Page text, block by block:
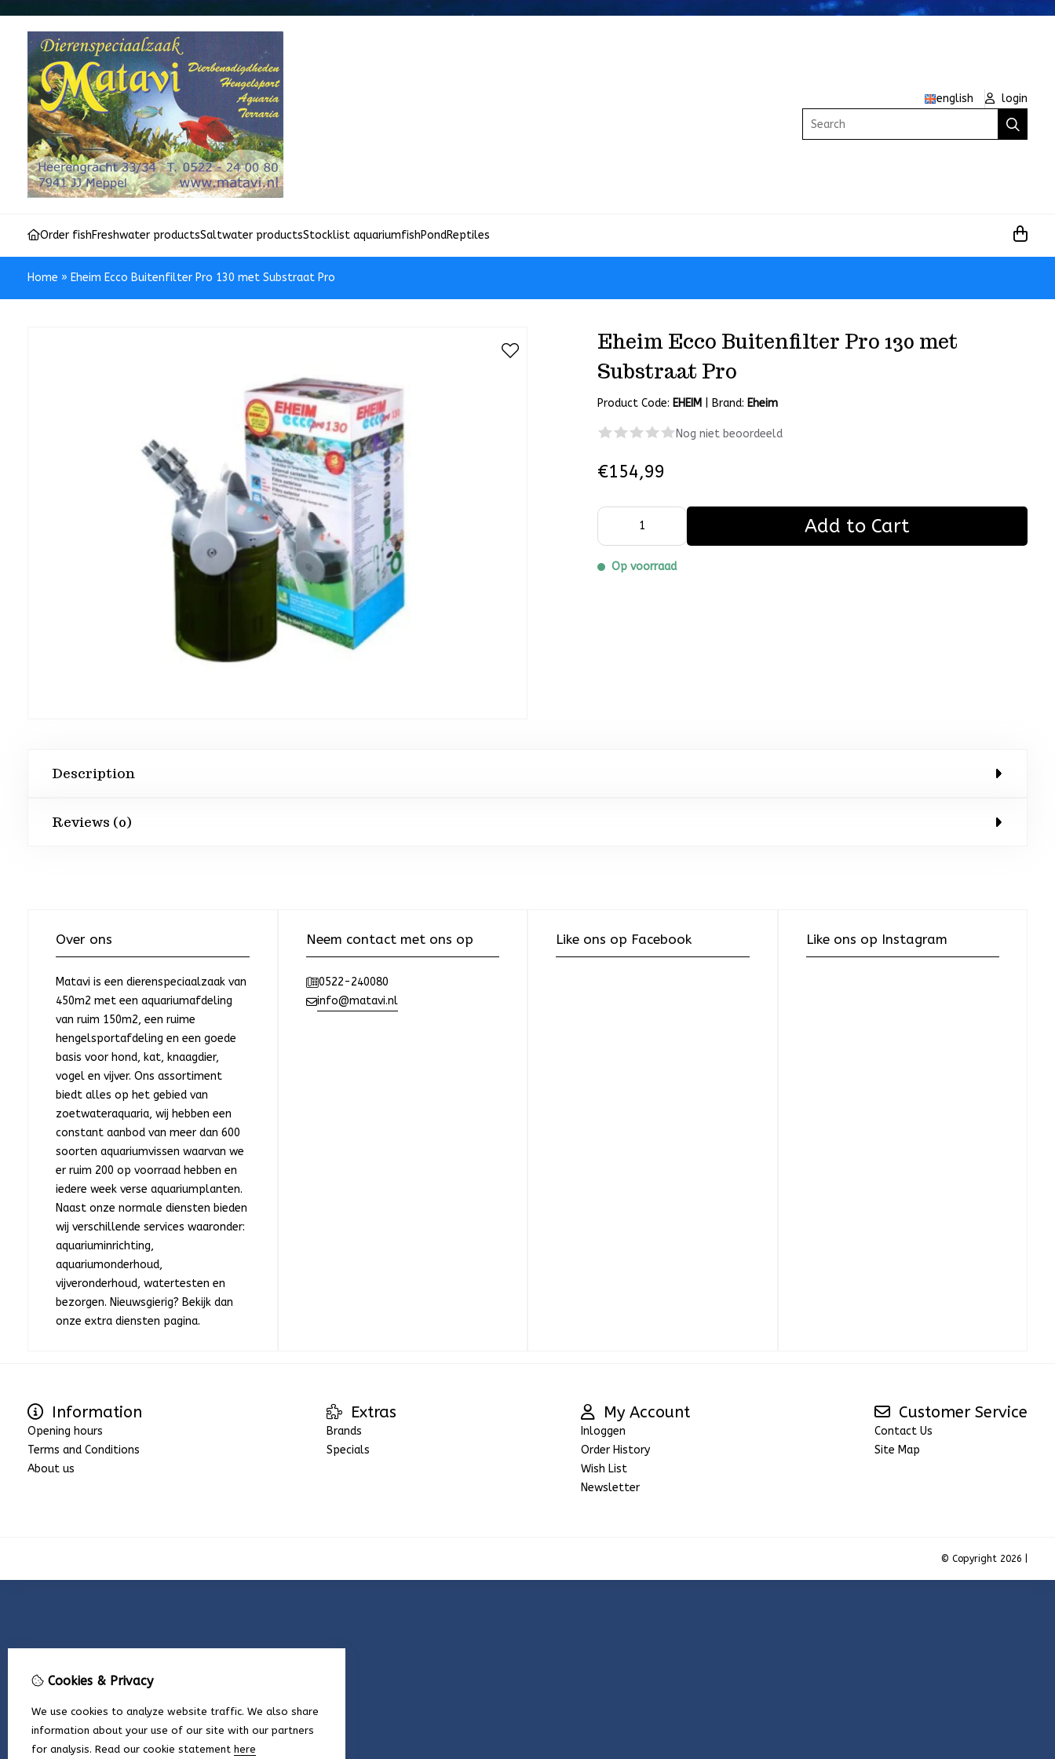
english
login
Search
Order fishFreshwater productsSaltwater productsStocklist aquariumfishPondReptiles
Home » Eheim Ecco Buitenfilter Pro 130 met Substraat Pro
Eheim Ecco Buitenfilter Pro 130 met
Substraat Pro
Product Code: EHEIM Brand: Eheim
Nog niet beoordeeld
€154,99
Add to Cart
Op voorraad
Description
Reviews (0)
Over ons
Matavi is een dierenspeciaalzaak van
450m2 met een aquariumafdeling
van ruim 150m2, een ruime
hengelsportafdeling en een goede
basis voor hond, kat, knaagdier,
vogel en vijver. Ons assortiment
biedt alles op het gebied van
zoetwateraquaria, wij hebben een
constant aanbod van meer dan 600
soorten aquariumvissen waarvan we
er ruim 200 op voorraad hebben en
iedere week verse aquariumplanten.
Naast onze normale diensten bieden
wij verschillende services waaronder:
aquariuminrichting,
aquariumonderhoud,
vijveronderhoud, watertesten en
bezorgen. Nieuwsgierig? Bekijk dan
onze extra diensten pagina.
Neem contact met ons op
0522-240080
info@matavi.nl
Like ons op Facebook Like ons op Instagram
Information
Opening hours
Terms and Conditions
About us
Extras
Brands
Specials
My Account
Inloggen
Order History
Wish List
Newsletter
Customer Service
Contact Us
Site Map
© Copyright 2026 |
Cookies & Privacy
We use cookies to analyze website traffic. We also share
information about your use of our site with our partners
for analysis. Read our cookie statement here